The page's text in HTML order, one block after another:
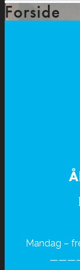
Forside
Mandag –